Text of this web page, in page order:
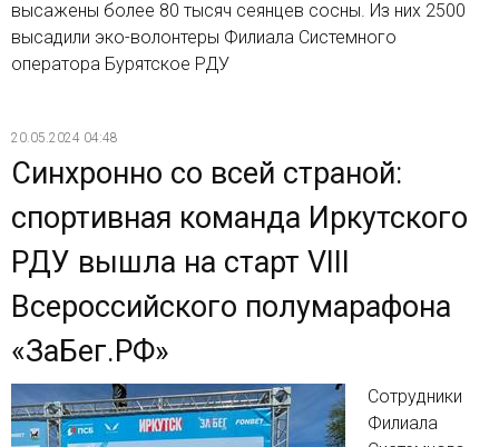
высажены более 80 тысяч сеянцев сосны. Из них 2500
высадили эко-волонтеры Филиала Системного
оператора Бурятское РДУ
20.05.2024 04:48
Синхронно со всей страной:
спортивная команда Иркутского
РДУ вышла на старт VIII
Всероссийского полумарафона
«ЗаБег.РФ»
Сотрудники
Филиала